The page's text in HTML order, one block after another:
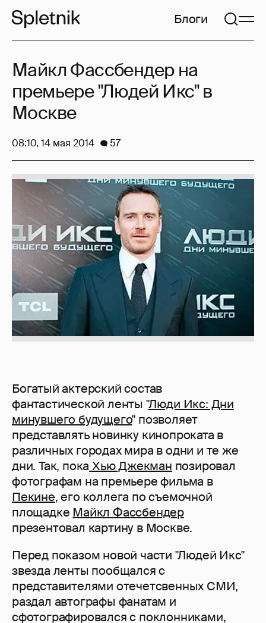
Блоги
Богатый актерский состав
фантастической ленты "Люди Икс: Дни
минувшего будущего" позволяет
представлять новинку кинопроката в
различных городах мира в одни и те же
дни. Так, пока Хью Джекман позировал
фотографам на премьере фильма в
Пекине, его коллега по съемочной
площадке Майкл Фассбендер
презентовал картину в Москве.
Перед показом новой части "Людей Икс"
звезда ленты пообщался с
представителями отечетсвенных СМИ,
раздал автографы фанатам и
сфотографировался с поклонниками,
Майкл Фассбендер на
премьере "Людей Икс" в
Москве
08:10, 14 мая 2014 57